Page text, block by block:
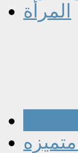
المرأة